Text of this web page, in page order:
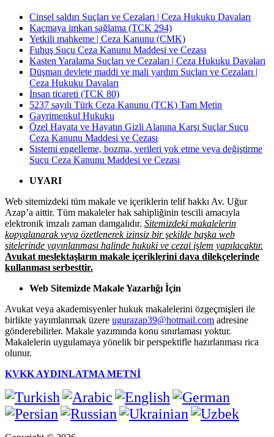
Cinsel saldırı Suçları ve Cezaları | Ceza Hukuku Davaları
Kaçmaya imkan sağlama (TCK 294)
Yetkili mahkeme | Ceza Kanunu (CMK)
Fuhuş Suçu Ceza Kanunu Maddesi ve Cezası
Kasten Yaralama Suçları ve Cezaları | Ceza Hukuku Davaları
Düşman devlete maddi ve mali yardım Suçları ve Cezaları |
Ceza Hukuku Davaları
İnsan ticareti (TCK 80)
5237 sayılı Türk Ceza Kanunu (TCK) Tam Metin
Gayrimenkul Hukuku
Özel Hayata ve Hayatın Gizli Alanına Karşı Suçlar Suçu
Ceza Kanunu Maddesi ve Cezası
Sistemi engelleme, bozma, verileri yok etme veya değiştirme
Suçu Ceza Kanunu Maddesi ve Cezası
UYARI
Web sitemizdeki tüm makale ve içeriklerin telif hakkı Av. Uğur
Azap’a aittir. Tüm makaleler hak sahipliğinin tescili amacıyla
elektronik imzalı zaman damgalıdır. Sitemizdeki makalelerin
kopyalanarak veya özetlenerek izinsiz bir şekilde başka web
sitelerinde yayınlanması halinde hukuki ve cezai işlem yapılacaktır.
Avukat meslektaşların makale içeriklerini dava dilekçelerinde
kullanması serbesttir.
Web Sitemizde Makale Yazarlığı İçin
Avukat veya akademisyenler hukuk makalelerini özgeçmişleri ile
birlikte yayımlanmak üzere ugurazap39@hotmail.com adresine
gönderebilirler. Makale yazımında konu sınırlaması yoktur.
Makalelerin uygulamaya yönelik bir perspektifle hazırlanması rica
olunur.
KVKK AYDINLATMA METNİ